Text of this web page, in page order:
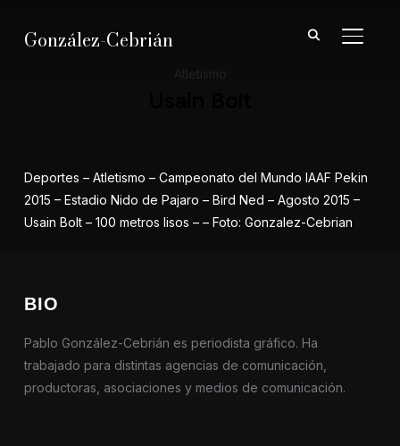
González-Cebrián
Deportes – Atletismo – Campeonato del Mundo IAAF Pekin
2015 – Estadio Nido de Pajaro – Bird Ned – Agosto 2015 –
Usain Bolt – 100 metros lisos – – Foto: Gonzalez-Cebrian
BIO
Pablo González-Cebrián es periodista gráfico. Ha
trabajado para distintas agencias de comunicación,
productoras, asociaciones y medios de comunicación.